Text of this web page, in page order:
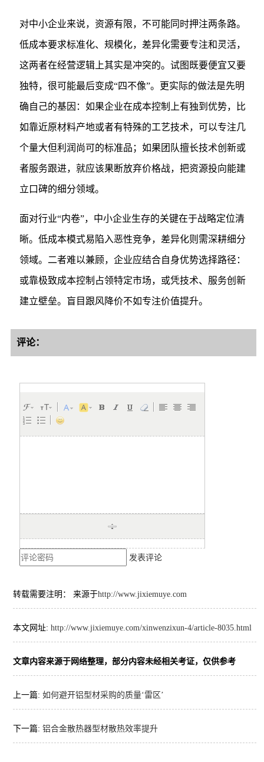
对中小企业来说，资源有限，不可能同时押注两条路。
低成本要求标准化、规模化，差异化需要专注和灵活，
这两者在经营逻辑上其实是冲突的。试图既要便宜又要
独特，很可能最后变成“四不像”。更实际的做法是先明
确自己的基因：如果企业在成本控制上有独到优势，比
如靠近原材料产地或者有特殊的工艺技术，可以专注几
个量大但利润尚可的标准品；如果团队擅长技术创新或
者服务跟进，就应该果断放弃价格战，把资源投向能建
立口碑的细分领域。
面对行业“内卷”，中小企业生存的关键在于战略定位清
晰。低成本模式易陷入恶性竞争，差异化则需深耕细分
领域。二者难以兼顾，企业应结合自身优势选择路径：
或靠极致成本控制占领特定市场，或凭技术、服务创新
建立壁垒。盲目跟风降价不如专注价值提升。
评论：
发表评论
转载需要注明： 来源于http://www.jixiemuye.com
本文网址: http://www.jixiemuye.com/xinwenzixun-4/article-8035.html
文章内容来源于网络整理，部分内容未经相关考证，仅供参考
上一篇: 如何避开铝型材采购的质量‘雷区’
下一篇: 铝合金散热器型材散热效率提升